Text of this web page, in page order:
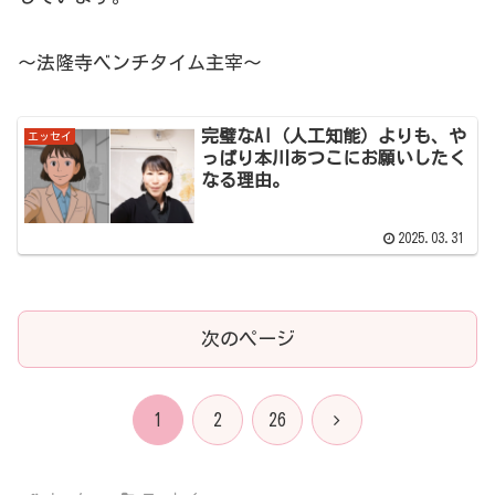
～法隆寺ベンチタイム主宰～
エッセイ
完璧なAI（人工知能）よりも、や
っぱり本川あつこにお願いしたく
なる理由。
2025.03.31
次のページ
1 2 26 次